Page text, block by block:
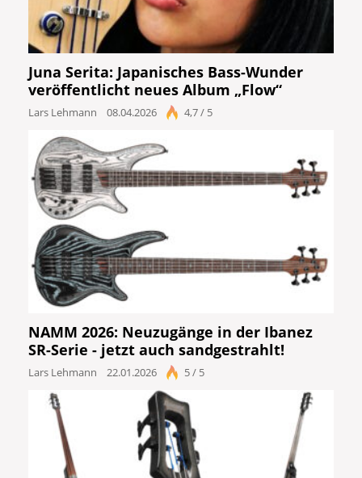
Juna Serita: Japanisches Bass-Wunder
veröffentlicht neues Album „Flow“
Lars Lehmann 08.04.2026 4,7 / 5
NAMM 2026: Neuzugänge in der Ibanez
SR-Serie - jetzt auch sandgestrahlt!
Lars Lehmann 22.01.2026 5 / 5